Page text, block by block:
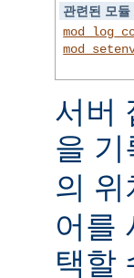
관련된 모듈
서버
을 기
의
어를
택할